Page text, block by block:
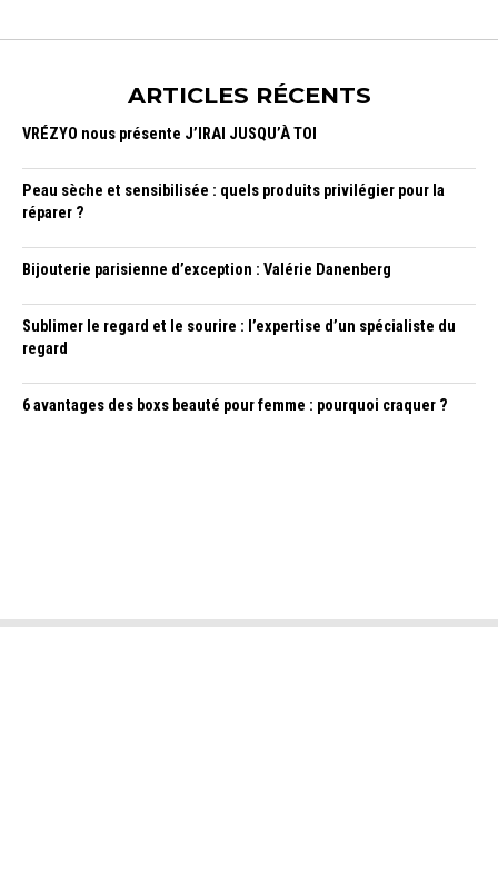
ARTICLES RÉCENTS
VRÉZYO nous présente J’IRAI JUSQU’À TOI
Peau sèche et sensibilisée : quels produits privilégier pour la
réparer ?
Bijouterie parisienne d’exception : Valérie Danenberg
Sublimer le regard et le sourire : l’expertise d’un spécialiste du
regard
6 avantages des boxs beauté pour femme : pourquoi craquer ?